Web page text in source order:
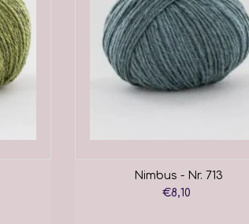
Nimbus - Nr. 713
€8,10